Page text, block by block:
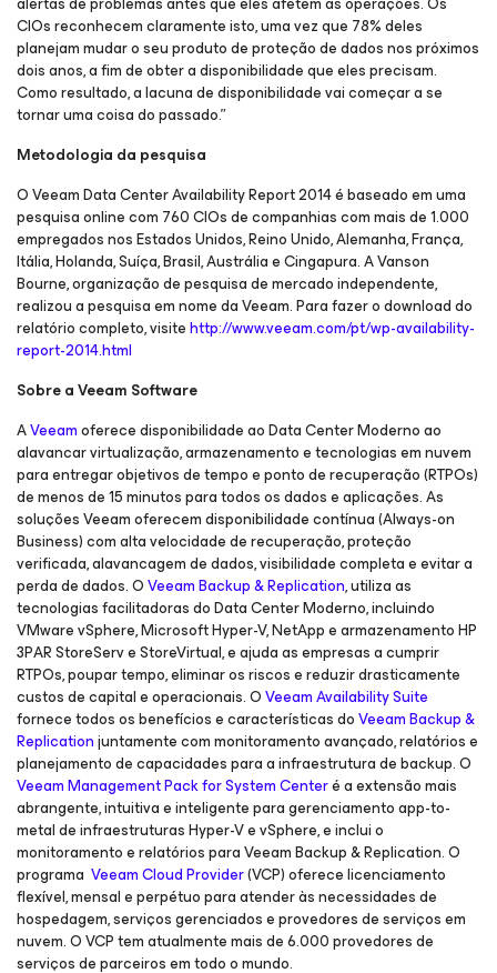
CIOs reconhecem claramente isto, uma vez que 78% deles
planejam mudar o seu produto de proteção de dados nos próximos
dois anos, a fim de obter a disponibilidade que eles precisam.
Como resultado, a lacuna de disponibilidade vai começar a se
tornar uma coisa do passado.”
Metodologia da pesquisa
O Veeam Data Center Availability Report 2014 é baseado em uma
pesquisa online com 760 CIOs de companhias com mais de 1.000
empregados nos Estados Unidos, Reino Unido, Alemanha, França,
Itália, Holanda, Suíça, Brasil, Austrália e Cingapura. A Vanson
Bourne, organização de pesquisa de mercado independente,
realizou a pesquisa em nome da Veeam. Para fazer o download do
relatório completo, visitehttp://www.veeam.com/pt/wp-availability-
report-2014.html
Sobre a Veeam Software
AVeeamoferece disponibilidade ao Data Center Moderno ao
alavancar virtualização, armazenamento e tecnologias em nuvem
para entregar objetivos de tempo e ponto de recuperação (RTPOs)
de menos de 15 minutos para todos os dados e aplicações. As
soluções Veeam oferecem disponibilidade contínua (Always-on
Business) com alta velocidade de recuperação, proteção
verificada, alavancagem de dados, visibilidade completa e evitar a
perda de dados. OVeeam Backup & Replication, utiliza as
tecnologias facilitadoras do Data Center Moderno, incluindo
VMware vSphere, Microsoft Hyper-V, NetApp e armazenamento HP
3PAR StoreServ e StoreVirtual, e ajuda as empresas a cumprir
RTPOs, poupar tempo, eliminar os riscos e reduzir drasticamente
custos de capital e operacionais. OVeeam Availability Suite
fornece todos os benefícios e características doVeeam Backup &
Replicationjuntamente com monitoramento avançado, relatórios e
planejamento de capacidades para a infraestrutura de backup. O
Veeam Management Pack for System Centeré a extensão mais
abrangente, intuitiva e inteligente para gerenciamento app-to-
metal de infraestruturas Hyper-V e vSphere, e inclui o
monitoramento e relatórios para Veeam Backup & Replication. O
programa Veeam Cloud Provider(VCP) oferece licenciamento
flexível, mensal e perpétuo para atender às necessidades de
hospedagem, serviços gerenciados e provedores de serviços em
nuvem. O VCP tem atualmente mais de 6.000 provedores de
serviços de parceiros em todo o mundo.